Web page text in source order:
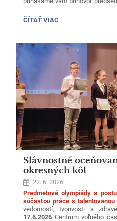
Prajeme Vám všetkým úspešný
letných prázdnin.
PRÍHOVOR
SAMOSPRÁVNEHO
KRAJA:
ČÍTAŤ VIAC
Slávnostné
okresných kôl
22. 6. 2026
Predmetové olympiády a
súčasťou práce s talentovanou
vedomostí, tvorivosti a
17.6.2026 Centrum voľného